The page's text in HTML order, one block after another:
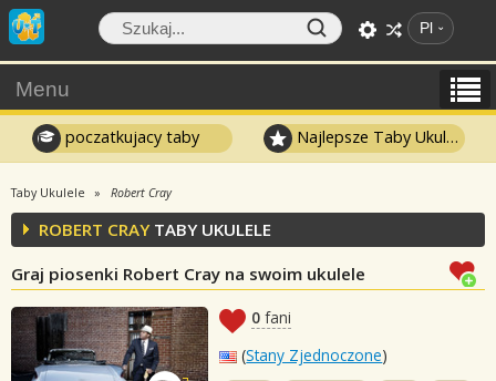
Pl
Menu
poczatkujacy taby Najlepsze Taby Ukulele
Taby Ukulele Robert Cray
ROBERT CRAYTABY UKULELE
Graj piosenki Robert Cray na swoim ukulele
0 fani
(Stany Zjednoczone)